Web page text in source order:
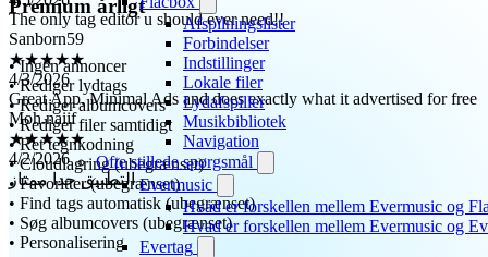
Afspilningslister
Forbindelser
Indstillinger
Lokale filer
Lydafspiller
Musikbibliotek
Navigation
Ofte stillede spørgsmål
Evermusic
Hvad er forskellen mellem Evermusic og
Hvad er forskellen mellem Evermusic og
Evertag
Sanborn59
★★★★★
4/3/2026
Great App, Minimal Ads and does exactly what it advertised for free
Moh.naiif
★★★★★
4/2/2026
التطبيق جدا ممتاز
Premium årligt
• Ingen annoncer
• Rediger lydtags
• Rediger albumcovers
• Rediger filer samtidigt
• Ret tegnkodning
• Cloudlagring (ubegrænset)
• Favoritter (ubegrænset)
• Find tags automatisk (ubegrænset)
• Søg albumcovers (ubegrænset)
• Personalisering